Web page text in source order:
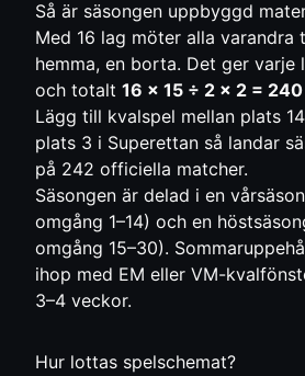
Så är säsongen uppbyggd
Med 16 lag möter alla varandra
hemma, en borta. Det ger varje
och totalt 16 × 15 ÷ 2 × 2 =
Lägg till kvalspel mellan plats
plats 3 i Superettan så landar
på 242 officiella matcher.
Säsongen är delad i en
omgång 1–14) och en
omgång 15–30).
ihop med EM eller VM-
3–4 veckor.
Hur lottas spelschemat?